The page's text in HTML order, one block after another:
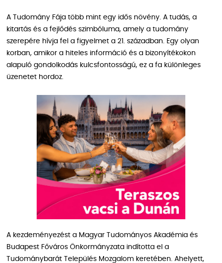
A Tudomány Fája több mint egy idős növény. A tudás, a
kitartás és a fejlődés szimbóluma, amely a tudomány
szerepére hívja fel a figyelmet a 21. században. Egy olyan
korban, amikor a hiteles információ és a bizonyítékokon
alapuló gondolkodás kulcsfontosságú, ez a fa különleges
üzenetet hordoz.
A kezdeményezést a Magyar Tudományos Akadémia és
Budapest Főváros Önkormányzata indította el a
Tudománybarát Település Mozgalom keretében. Ahelyett,